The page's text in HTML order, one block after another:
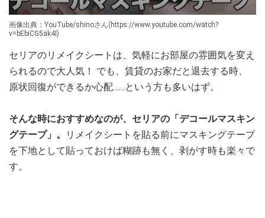
画像出典：YouTube/shinoさん(https://www.youtube.com/watch?
v=bEbiCG5ak4I)
セリアのリメイクシートは、気軽にお部屋の雰囲気を変え
られるので大人気！ でも、賃貸のお家だと退去する時、
原状回復ができるか心配……という方も多いはず。
そんな時におすすめなのが、セリアの「デコールマスキン
グテープ」。
リメイクシートを貼る前にマスキングテープ
を下地として貼っておけば糊跡も無く、剥がす時も楽々で
す。